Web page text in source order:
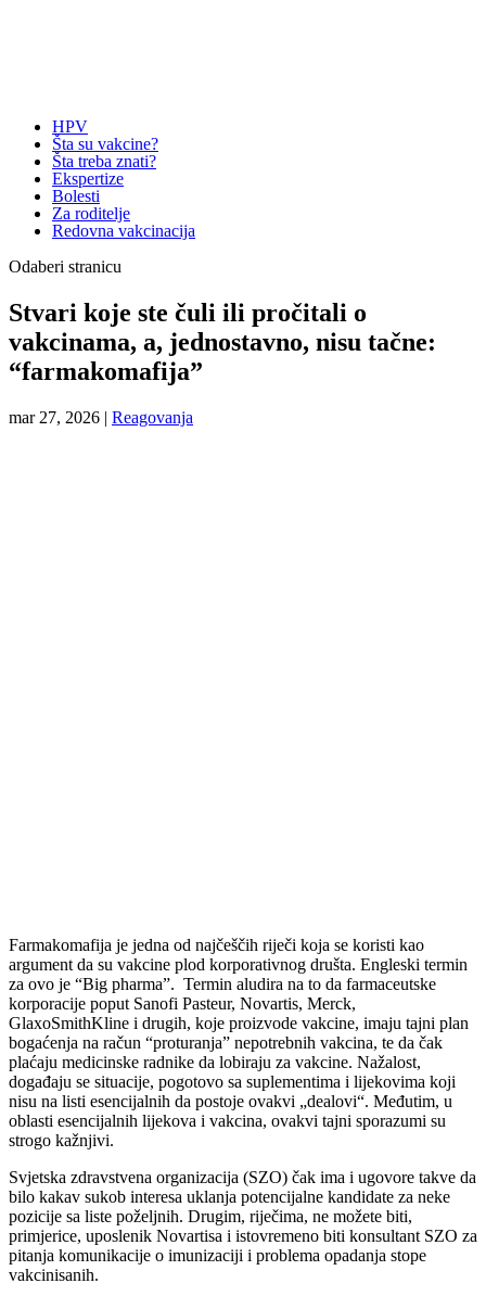
HPV
Šta su vakcine?
Šta treba znati?
Ekspertize
Bolesti
Za roditelje
Redovna vakcinacija
Odaberi stranicu
Stvari koje ste čuli ili pročitali o
vakcinama, a, jednostavno, nisu tačne:
“farmakomafija”
mar 27, 2026 | Reagovanja
Farmakomafija je jedna od najčeščih riječi koja se koristi kao
argument da su vakcine plod korporativnog društa. Engleski termin
za ovo je “Big pharma”. Termin aludira na to da farmaceutske
korporacije poput Sanofi Pasteur, Novartis, Merck,
GlaxoSmithKline i drugih, koje proizvode vakcine, imaju tajni plan
bogaćenja na račun “proturanja” nepotrebnih vakcina, te da čak
plaćaju medicinske radnike da lobiraju za vakcine. Nažalost,
događaju se situacije, pogotovo sa suplementima i lijekovima koji
nisu na listi esencijalnih da postoje ovakvi „dealovi“. Međutim, u
oblasti esencijalnih lijekova i vakcina, ovakvi tajni sporazumi su
strogo kažnjivi.
Svjetska zdravstvena organizacija (SZO) čak ima i ugovore takve da
bilo kakav sukob interesa uklanja potencijalne kandidate za neke
pozicije sa liste poželjnih. Drugim, riječima, ne možete biti,
primjerice, uposlenik Novartisa i istovremeno biti konsultant SZO za
pitanja komunikacije o imunizaciji i problema opadanja stope
vakcinisanih.